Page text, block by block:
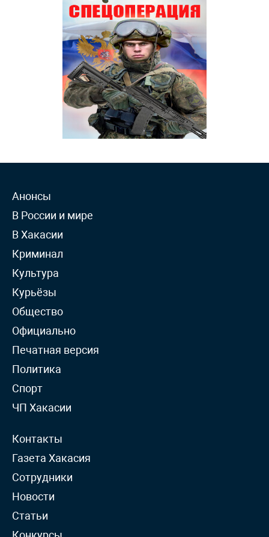
Анонсы
В России и мире
В Хакасии
Криминал
Культура
Курьёзы
Общество
Официально
Печатная версия
Политика
Спорт
ЧП Хакасии
Контакты
Газета Хакасия
Сотрудники
Новости
Статьи